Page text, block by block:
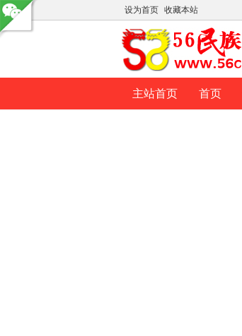
设为首页 收藏本站
主站首页 首页